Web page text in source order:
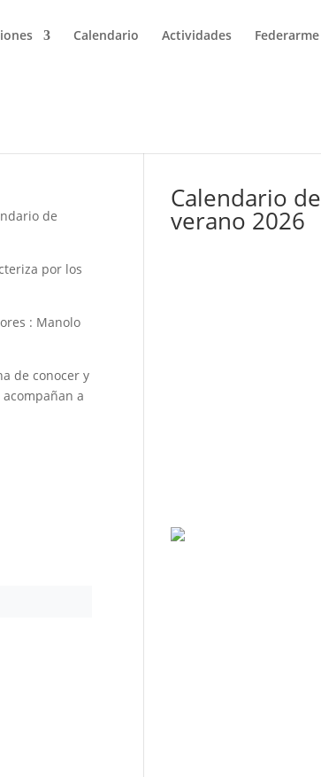
Calendario Actividades Federarme
de
por los
: Manolo
de conocer y
a
Calendario de
verano 2026